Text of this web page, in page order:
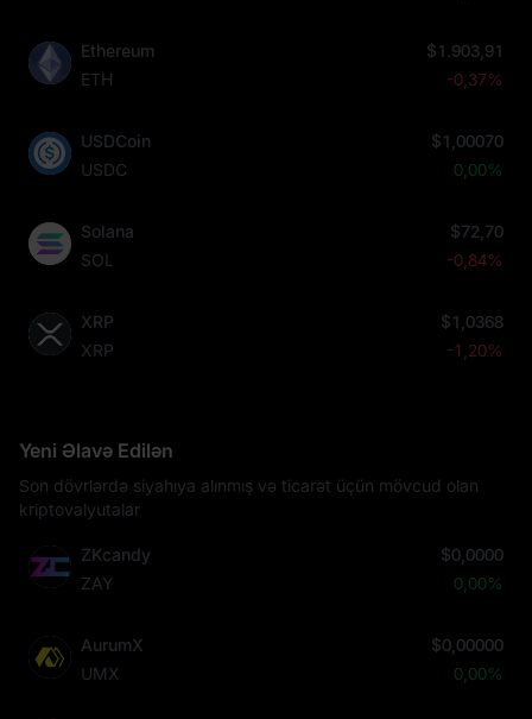
Ethereum
ETH
$1.903,91
-0,37%
USDCoin
USDC
$1,00070
0,00%
Solana
SOL
$72,70
-0,84%
XRP
XRP
$1,0368
-1,20%
Yeni Əlavə Edilən
Son dövrlərdə siyahıya alınmış və ticarət üçün mövcud olan
kriptovalyutalar
ZKcandy
ZAY
$0,0000
0,00%
AurumX
UMX
$0,00000
0,00%